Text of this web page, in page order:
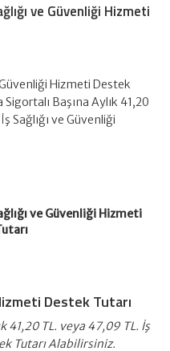
ve Güvenliği Hizmeti
Hizmeti Destek
Sigortalı Başına Aylık 41,20
Sağlığı ve Güvenliği
ve Güvenliği Hizmeti
Destek Tutarı
41,20 TL. veya 47,09 TL. İş
Tutarı Alabilirsiniz.